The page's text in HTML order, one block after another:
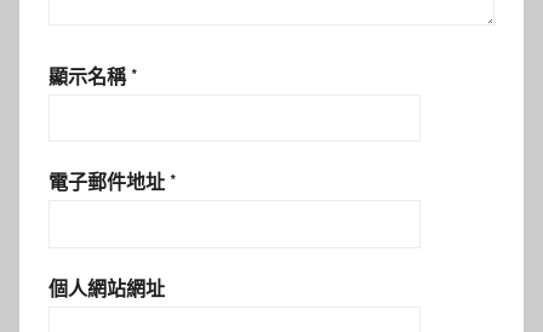
顯示名稱 *
電子郵件地址 *
個人網站網址